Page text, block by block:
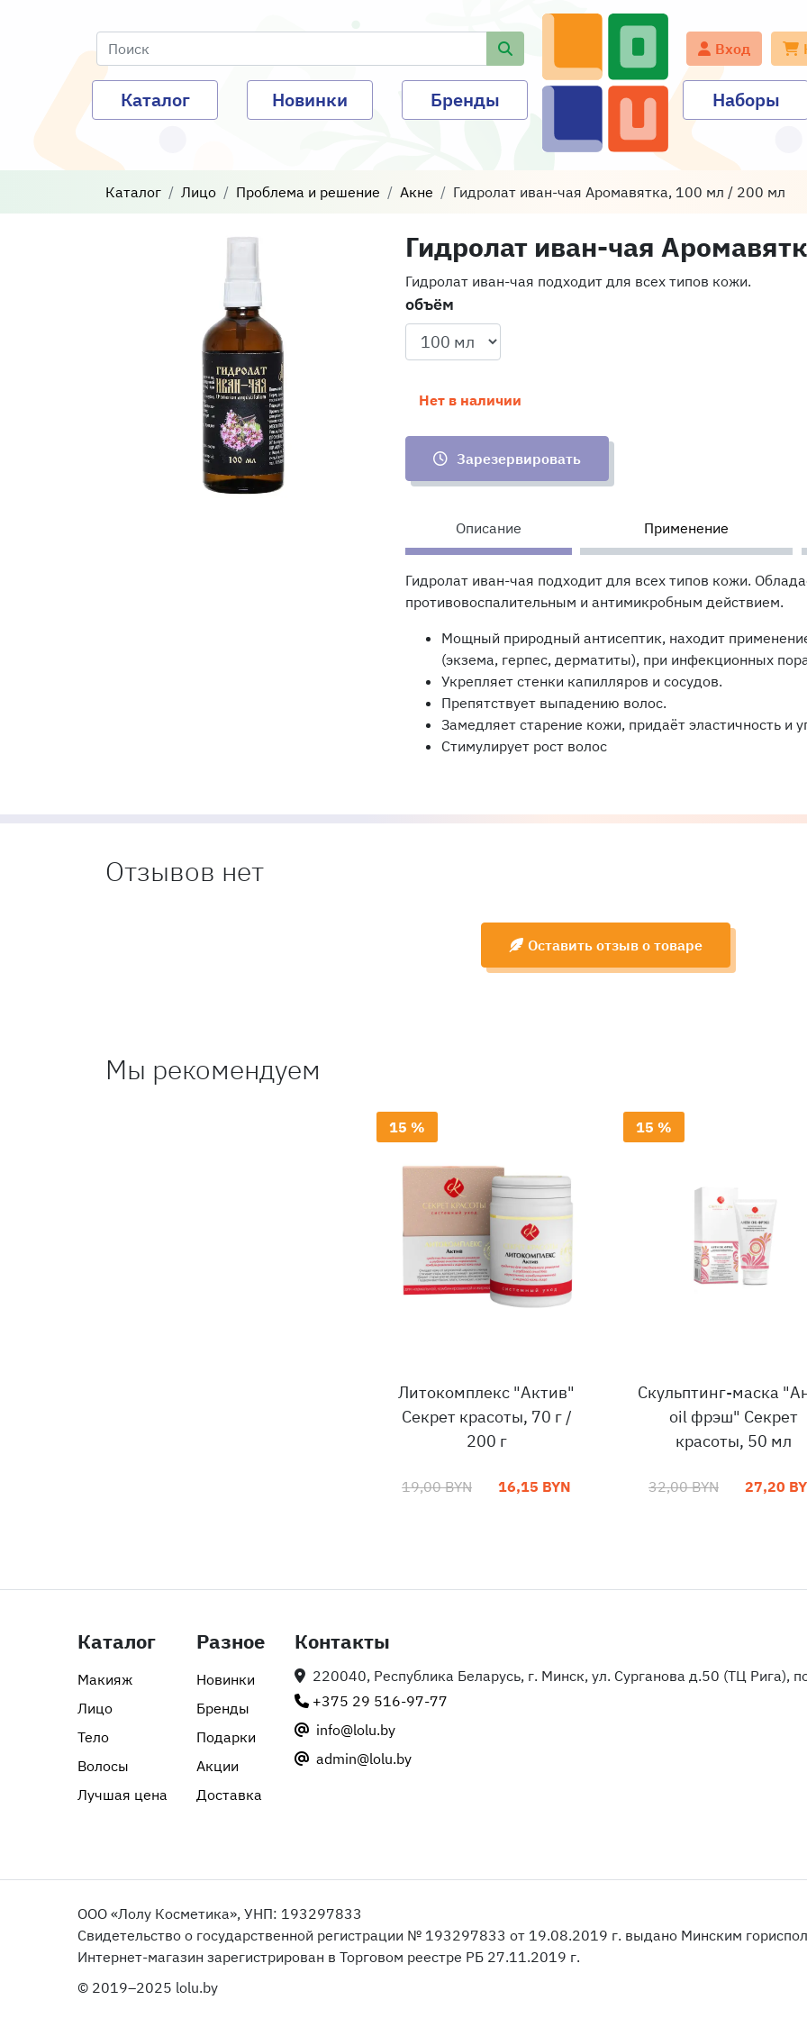
Каталог Новинки Бренды
Вход
Наборы
Каталог Лицо Проблема и решение Акне Гидролат иван-чая Аромавятка, 100 мл / 200 мл
Гидролат иван-чая
Гидролат иван-чая подходит для всех типов кожи.
объём
Нет в наличии
Зарезервировать
Описание Применение
Гидролат иван-чая подходит для всех типов кожи.
противовоспалительным и антимикробным действием.
Мощный природный антисептик, находит
(экзема, герпес, дерматиты), при инфекционных
Укрепляет стенки капилляров и сосудов.
Препятствует выпадению волос.
Замедляет старение кожи, придаёт эластичность и
Стимулирует рост волос
Отзывов нет
Оставить отзыв о товаре
Мы рекомендуем
15 %
Литокомплекс "Актив"
Секрет красоты, 70 г /
200 г
19,00 BYN 16,15 BYN
15 %
Скульптинг-маска
oil фрэш" Секрет
красоты, 50 мл
32,00 BYN 27,20
Каталог
Макияж
Лицо
Тело
Волосы
Лучшая цена
Разное
Новинки
Бренды
Подарки
Акции
Доставка
Контакты
220040, Республика Беларусь, г. Минск, ул. Сурганова д.50 (ТЦ Рига),
+375 29 516-97-77
info@lolu.by
admin@lolu.by
ООО «Лолу Косметика», УНП: 193297833
Свидетельство о государственной регистрации № 193297833 от 19.08.2019 г. выдано Минским
Интернет-магазин зарегистрирован в Торговом реестре РБ 27.11.2019 г.
© 2019–2025 lolu.by